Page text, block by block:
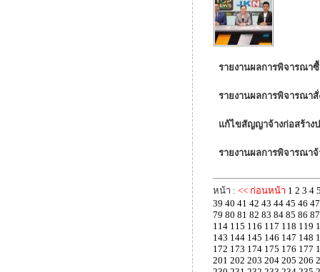
รายงานผลการพิจารณา
รายงานผลการพิจารณา
แก้ไขสัญญาจ้างก่อสร้าง
รายงานผลการพิจารณา
หน้า : << ก่อนหน้า 1 2 3 4
39 40 41 42 43 44 45 46 47
79 80 81 82 83 84 85 86 87
114 115 116 117 118 119
143 144 145 146 147 148
172 173 174 175 176 177
201 202 203 204 205 206